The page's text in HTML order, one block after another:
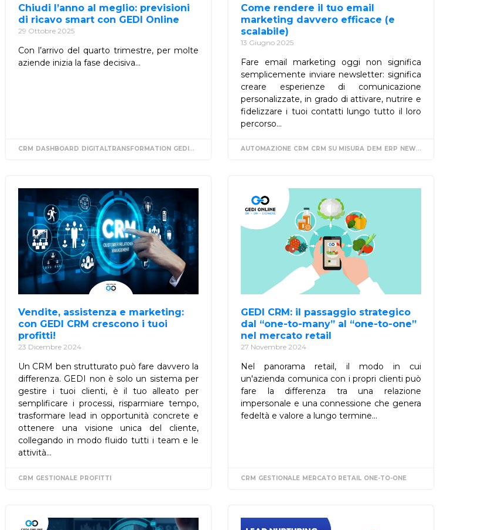
Chiudi l’anno al meglio: previsioni
di ricavo smart con GEDI Online
29 Ottobre 2025
Con l’arrivo del quarto trimestre, per molte
aziende inizia la fase decisiva...
CRM DASHBOARD DIGITALTRANSFORMATION GEDIONLINE STRATEGIAAZIENDALE
Come rendere il tuo email
marketing davvero efficace (e
scalabile)
13 Giugno 2025
Fare email marketing oggi non significa
semplicemente inviare newsletter: significa
creare esperienze di comunicazione
personalizzate, in grado di attivare, nutrire e
fidelizzare i tuoi contatti lungo tutto il loro
percorso...
AUTOMAZIONE CRM CRM SU MISURA DEM ERP NEWSLETTER
ERP SISTEMI ERP
Vendite, assistenza e marketing:
con GEDI CRM crescono i tuoi
profitti!
23 Dicembre 2024
Un CRM ben strutturato può fare davvero la
differenza. GEDI non è solo un sistema per
gestire i tuoi clienti, è il tuo alleato per
semplificare i processi, risparmiare tempo,
trasformare lead in opportunità concrete e
ottenere una visione unica del cliente,
collegando in modo fluido tutti i team e le
attività...
CRM GESTIONALE PROFITTI
GEDI CRM: il passaggio strategico
dal “one-to-many” al “one-to-one”
nel mercato retail
27 Novembre 2024
Nel panorama retail, il modo in cui
un'azienda comunica con i propri clienti può
fare la differenza tra una relazione
impersonale e una connessione che genera
fedeltà e valore a lungo termine...
CRM GESTIONALE MERCATO RETAIL ONE-TO-ONE